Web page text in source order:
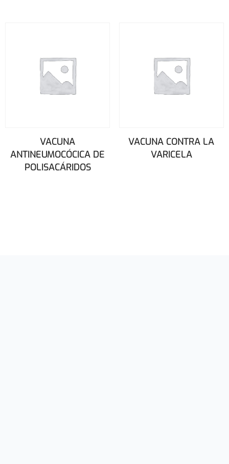
VACUNA
ANTINEUMOCÓCICA DE
POLISACÁRIDOS
VACUNA CONTRA LA
VARICELA